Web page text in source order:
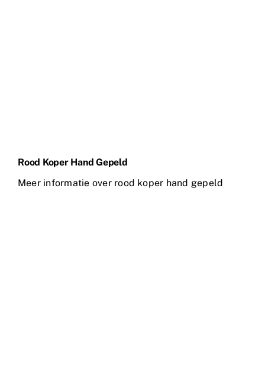
Rood Koper Hand Gepeld
Meer informatie over rood koper hand gepeld